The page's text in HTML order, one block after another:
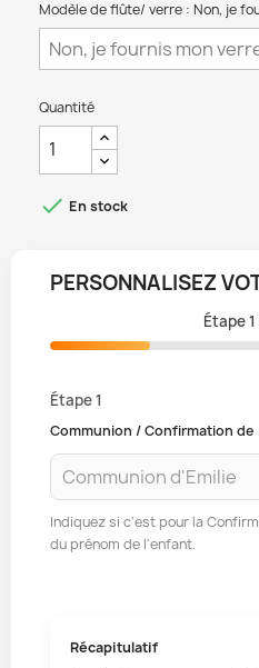
Modèle de flûte/ verre : Non, je
Quantité
 En stock
PERSONNALISEZ
Étape1
Étape 1
Communion / Confirmation de
Indiquez si c'est pour la
du prénom de l'enfant.
Récapitulatif